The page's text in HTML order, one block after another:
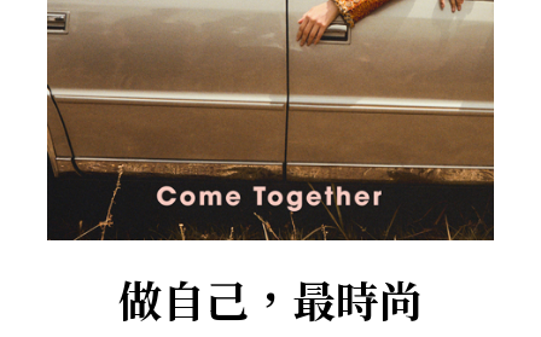
做自己，最時尚